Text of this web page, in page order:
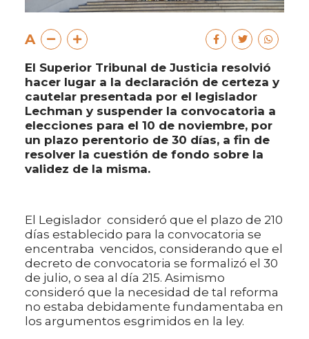
A
El Superior Tribunal de Justicia resolvió
hacer lugar a la declaración de certeza y
cautelar presentada por el legislador
Lechman y suspender la convocatoria a
elecciones para el 10 de noviembre, por
un plazo perentorio de 30 días, a fin de
resolver la cuestión de fondo sobre la
validez de la misma.
El Legislador consideró que el plazo de 210
días establecido para la convocatoria se
encentraba vencidos, considerando que el
decreto de convocatoria se formalizó el 30
de julio, o sea al día 215. Asimismo
consideró que la necesidad de tal reforma
no estaba debidamente fundamentaba en
los argumentos esgrimidos en la ley.